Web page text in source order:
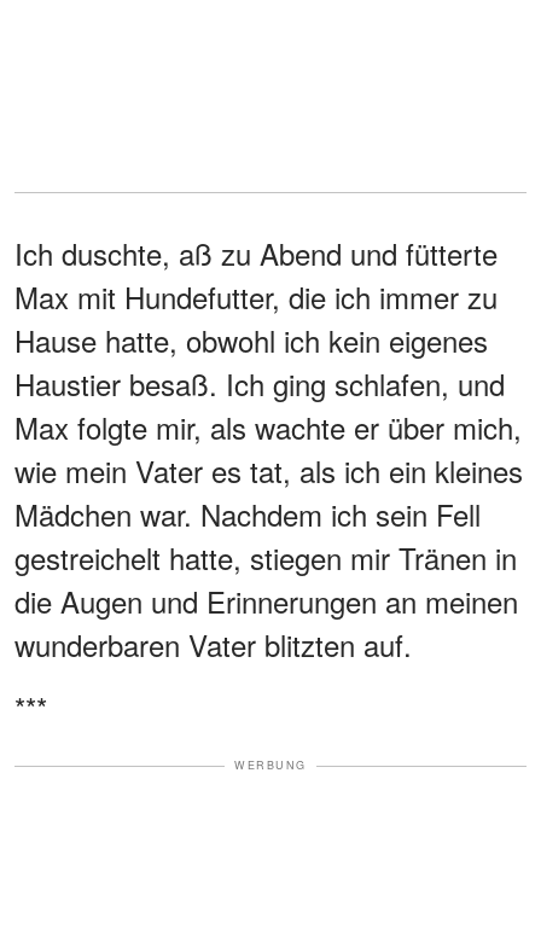
Ich duschte, aß zu Abend und fütterte
Max mit Hundefutter, die ich immer zu
Hause hatte, obwohl ich kein eigenes
Haustier besaß. Ich ging schlafen, und
Max folgte mir, als wachte er über mich,
wie mein Vater es tat, als ich ein kleines
Mädchen war. Nachdem ich sein Fell
gestreichelt hatte, stiegen mir Tränen in
die Augen und Erinnerungen an meinen
wunderbaren Vater blitzten auf.
***
WERBUNG